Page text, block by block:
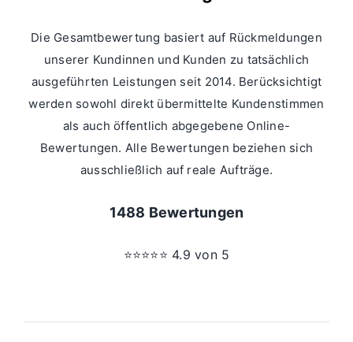
Die Gesamtbewertung basiert auf Rückmeldungen
unserer Kundinnen und Kunden zu tatsächlich
ausgeführten Leistungen seit 2014. Berücksichtigt
werden sowohl direkt übermittelte Kundenstimmen
als auch öffentlich abgegebene Online-
Bewertungen. Alle Bewertungen beziehen sich
ausschließlich auf reale Aufträge.
1488 Bewertungen
⭐⭐⭐⭐⭐ 4.9 von 5